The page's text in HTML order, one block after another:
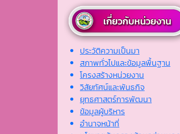
ประวัติความเป็นมา
สภาพทั่วไปและข้อมูลพื้นฐาน
โครงสร้างหน่วยงาน
วิสัยทัศน์และพันธกิจ
ยุทธศาสตร์การพัฒนา
ข้อมูลผู้บริหาร
อำนาจหน้าที่